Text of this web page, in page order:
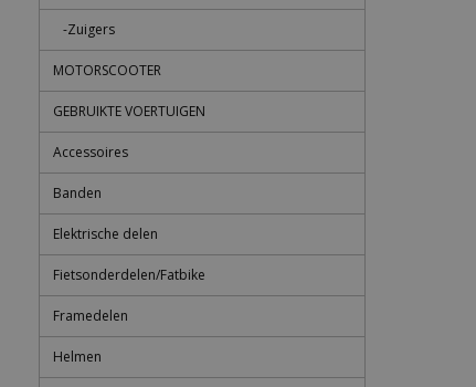
-Zuigers
MOTORSCOOTER
GEBRUIKTE VOERTUIGEN
Accessoires
Banden
Elektrische delen
Fietsonderdelen/Fatbike
Framedelen
Helmen